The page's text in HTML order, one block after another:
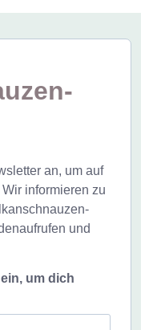
an, um auf
informieren zu
und
um dich